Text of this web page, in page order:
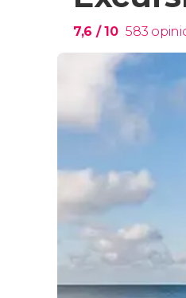
7,6 / 10 583